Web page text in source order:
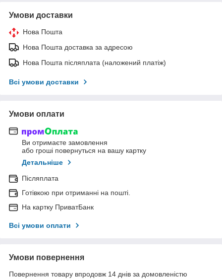
Умови доставки
Нова Пошта
Нова Пошта доставка за адресою
Нова Пошта післяплата (наложений платіж)
Всі умови доставки
Умови оплати
Ви отримаєте замовлення
або гроші повернуться на вашу картку
Детальніше
Післяплата
Готівкою при отриманні на пошті.
На картку ПриватБанк
Всі умови оплати
Умови повернення
Повернення товару впродовж 14 днів за домовленістю